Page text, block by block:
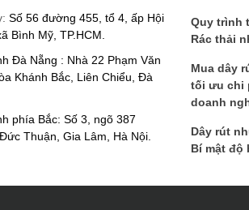
Số 56 đường 455, tổ 4, ấp Hội
Bình Mỹ, TP.HCM.
Đà Nẵng : Nhà 22 Phạm Văn
Khánh Bắc, Liên Chiểu, Đà
phía Bắc: Số 3, ngõ 387
Thuận, Gia Lâm, Hà Nội.
Quy trình
Rác thải
Mua dây
tối ưu chi
doanh
Dây rút
Bí mật độ